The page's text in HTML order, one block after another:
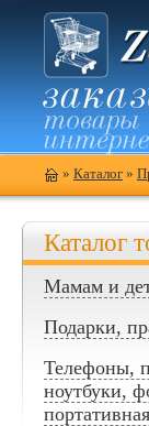
» Каталог »
Каталог
Мамам и
Подарки,
Телефоны,
ноутбуки,